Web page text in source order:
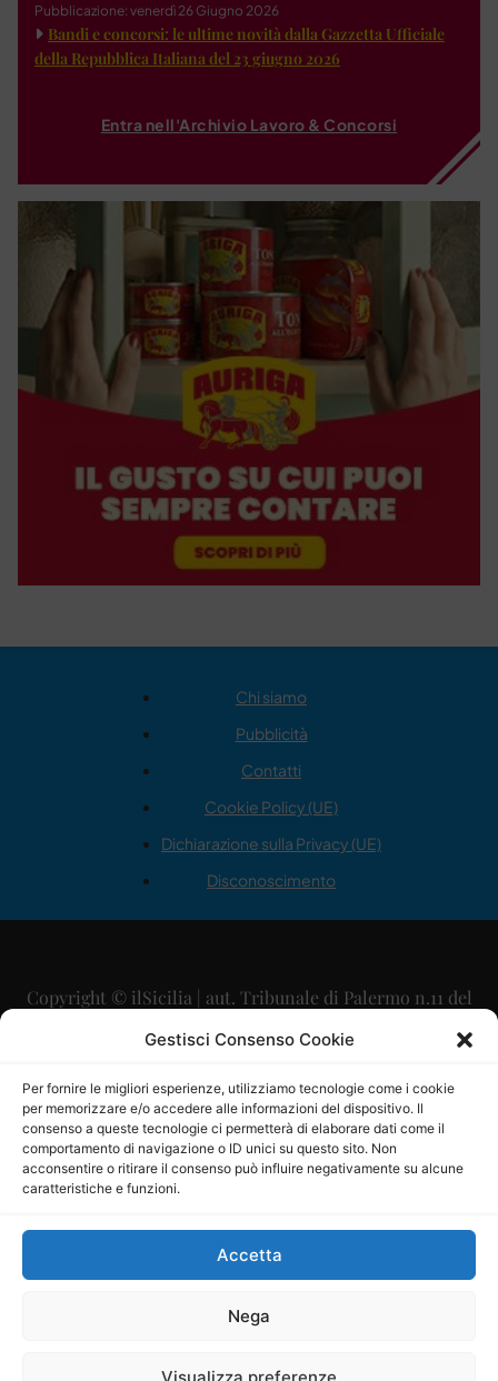
Gestisci Consenso Cookie
Per fornire le migliori esperienze, utilizziamo tecnologie come i cookie
per memorizzare e/o accedere alle informazioni del dispositivo. Il
consenso a queste tecnologie ci permetterà di elaborare dati come il
comportamento di navigazione o ID unici su questo sito. Non
acconsentire o ritirare il consenso può influire negativamente su alcune
caratteristiche e funzioni.
Accetta
Nega
Pubblicazione: venerdì 26 Giugno 2026
Bandi e concorsi: le ultime novità dalla Gazzetta Ufficiale
della Repubblica Italiana del 23 giugno 2026
Entra nell'Archivio Lavoro & Concorsi
Chi siamo
Pubblicità
Contatti
Cookie Policy (UE)
Dichiarazione sulla Privacy (UE)
Disconoscimento
Copyright © ilSicilia | aut. Tribunale di Palermo n.11 del
29/09/2015
Direttore Editoriale: Maurizio Scaglione
Direttore Responsabile: Maria Calabrese
P.IVA: 06334930820
Mercurio Comunicazione Società Cooperativa a r.l. è
iscritta al Registro degli Operatori di Comunicazione al